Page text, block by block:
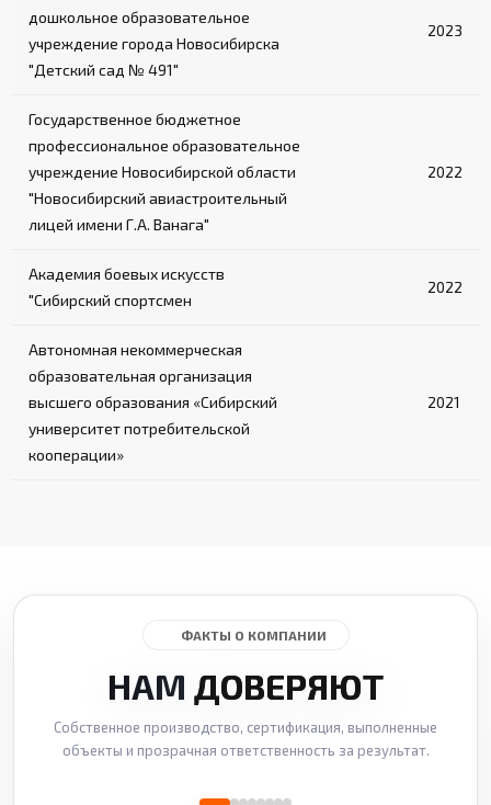
дошкольное образовательное
учреждение города Новосибирска
"Детский сад № 491"
2023
Государственное бюджетное
профессиональное образовательное
учреждение Новосибирской области
"Новосибирский авиастроительный
лицей имени Г.А. Ванага"
2022
Академия боевых искусств
"Сибирский спортсмен
2022
Автономная некоммерческая
образовательная организация
высшего образования «Сибирский
университет потребительской
кооперации»
2021
ФАКТЫ О КОМПАНИИ
НАМ ДОВЕРЯЮТ
Собственное производство, сертификация, выполненные
объекты и прозрачная ответственность за результат.